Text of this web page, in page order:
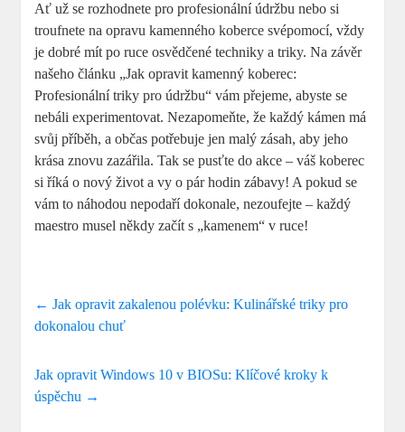
Ať už se rozhodnete pro profesionální údržbu nebo si
troufnete na opravu kamenného koberce svépomocí, vždy
je dobré mít po ruce osvědčené techniky a triky. Na závěr
našeho článku „Jak opravit kamenný koberec:
Profesionální triky pro údržbu“ vám přejeme, abyste se
nebáli experimentovat. Nezapomeňte, že každý kámen má
svůj příběh, a občas potřebuje jen malý zásah, aby jeho
krása znovu zazářila. Tak se pusťte do akce – váš koberec
si říká o nový život a vy o pár hodin zábavy! A pokud se
vám to náhodou nepodaří dokonale, nezoufejte – každý
maestro musel někdy začít s „kamenem“ v ruce!
← Jak opravit zakalenou polévku: Kulinářské triky pro
dokonalou chuť
Jak opravit Windows 10 v BIOSu: Klíčové kroky k
úspěchu →